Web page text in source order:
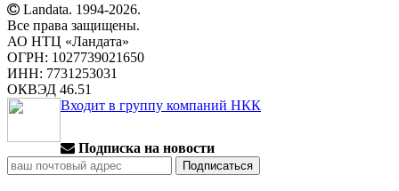
Landata. 1994-2026.
Все права защищены.
АО НТЦ «Ландата»
ОГРН: 1027739021650
ИНН: 7731253031
ОКВЭД 46.51
Входит в группу компаний НКК
Подписка на новости